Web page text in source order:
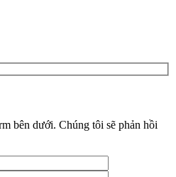
bên dưới. Chúng tôi sẽ phản hồi